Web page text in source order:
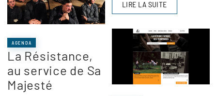
AGENDA
La Résistance,
au service de Sa
Majesté
LIRE LA SUITE